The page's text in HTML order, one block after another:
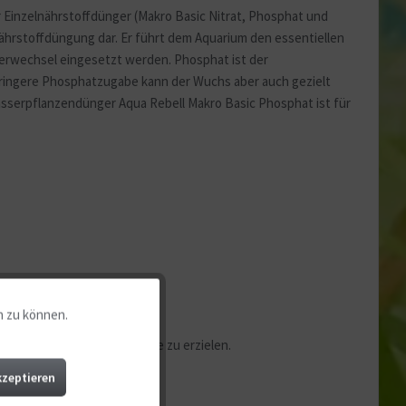
(Makro Basic Nitrat, Phosphat und
dar. Er führt dem Aquarium den essentiellen
eingesetzt werden. Phosphat ist der
Phosphatzugabe kann der Wuchs aber auch gezielt
Aqua Rebell Makro Basic Phosphat ist für
um optimale Erfolge zu erzielen.
Aktiv
Aktiv
zu können.